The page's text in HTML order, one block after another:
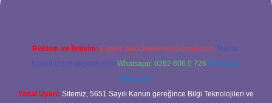
Reklam ve İletişim: E-mail: backlinkpaneli@gmail.com Teams:
forumhizmeti@gmail.com Whatsapp: 0262 606 0 726 Telegram:
@karabul
Yasal Uyarı: Sitemiz, 5651 Sayılı Kanun gereğince Bilgi Teknolojileri ve